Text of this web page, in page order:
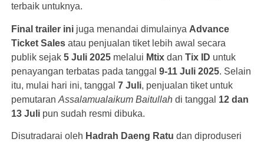
terbaik untuknya.
Final trailer ini juga menandai dimulainya Advance
Ticket Sales atau penjualan tiket lebih awal secara
publik sejak 5 Juli 2025 melalui Mtix dan Tix ID untuk
penayangan terbatas pada tanggal 9-11 Juli 2025. Selain
itu, mulai hari ini, tanggal 7 Juli, penjualan tiket untuk
pemutaran Assalamualaikum Baitullah di tanggal 12 dan
13 Juli pun sudah resmi dibuka.
Disutradarai oleh Hadrah Daeng Ratu dan diproduseri